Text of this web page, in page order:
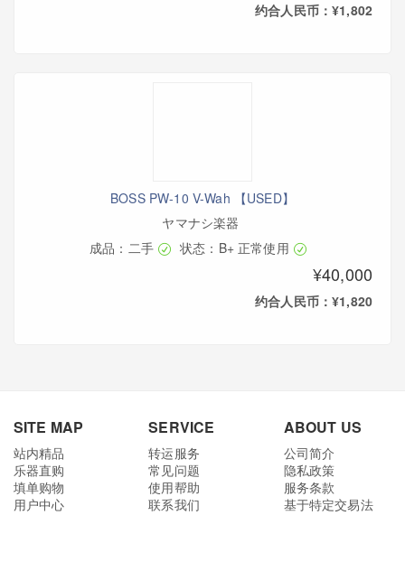
约合人民币：¥1,802
BOSS PW-10 V-Wah 【USED】
ヤマナシ楽器
成品：二手
状态：B+ 正常使用
¥40,000
约合人民币：¥1,820
SITE MAP
站内精品
乐器直购
填单购物
用户中心
SERVICE
转运服务
常见问题
使用帮助
联系我们
ABOUT US
公司简介
隐私政策
服务条款
基于特定交易法